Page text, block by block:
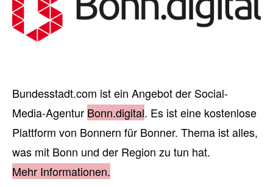
Bundesstadt.com ist ein Angebot der Social-
Media-Agentur Bonn.digital. Es ist eine kostenlose
Plattform von Bonnern für Bonner. Thema ist alles,
was mit Bonn und der Region zu tun hat.
Mehr Informationen.